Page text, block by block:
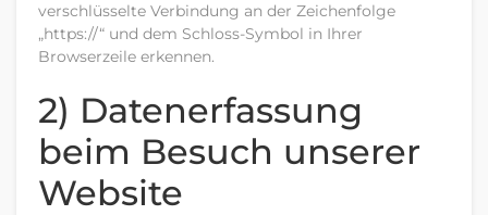
verschlüsselte Verbindung an der Zeichenfolge
„https://“ und dem Schloss-Symbol in Ihrer
Browserzeile erkennen.
2) Datenerfassung
beim Besuch unserer
Website